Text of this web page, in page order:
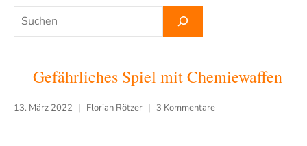
Suchen
Gefährliches Spiel mit Chemiewaffen
13. März 2022 Florian Rötzer 3 Kommentare